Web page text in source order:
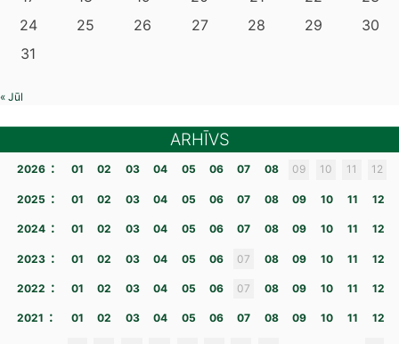
24
25 26 27 28 29
30
31
« Jūl
ARHĪVS
2026 : 01 02 03 04 05 06 07 08 09 10 11 12
2025 : 01 02 03 04 05 06 07 08 09 10 11 12
2024 : 01 02 03 04 05 06 07 08 09 10 11 12
2023 : 01 02 03 04 05 06 07 08 09 10 11 12
2022 : 01 02 03 04 05 06 07 08 09 10 11 12
2021 : 01 02 03 04 05 06 07 08 09 10 11 12